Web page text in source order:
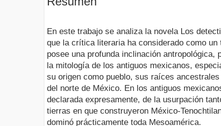
En este trabajo se analiza la novela Los
que la crítica literaria ha considerado como
posee una profunda inclinación antropológica,
la mitología de los antiguos mexicanos,
su origen como pueblo, sus raíces
del norte de México. En los antiguos
declarada expresamente, de la usurpación
tierras en que construyeron México-
dominó prácticamente toda Mesoamérica.